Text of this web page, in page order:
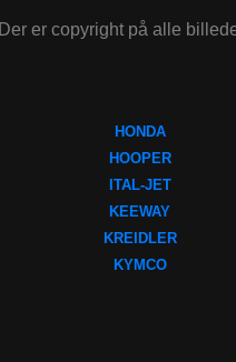
Der er copyright på alle
HONDA
HOOPER
ITAL-JET
KEEWAY
KREIDLER
KYMCO